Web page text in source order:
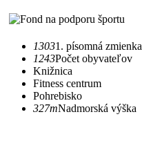
13031. písomná zmienka
1243Počet obyvateľov
Knižnica
Fitness centrum
Pohrebisko
327mNadmorská výška